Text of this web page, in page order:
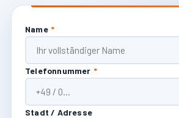
Name *
Telefonnummer *
Stadt / Adresse